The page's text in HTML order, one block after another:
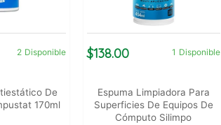
2 Disponible
De
170ml
$138.00 1 Disponible
Espuma Limpiadora Para
Superficies De Equipos De
Cómputo Silimpo